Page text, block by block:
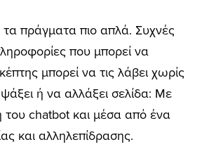
τα πράγματα πιο απλά. Συχνές
που μπορεί να
μπορεί να τις λάβει χωρίς
ή να αλλάξει σελίδα: Με
του chatbot και μέσα από ένα
και αλληλεπίδρασης.